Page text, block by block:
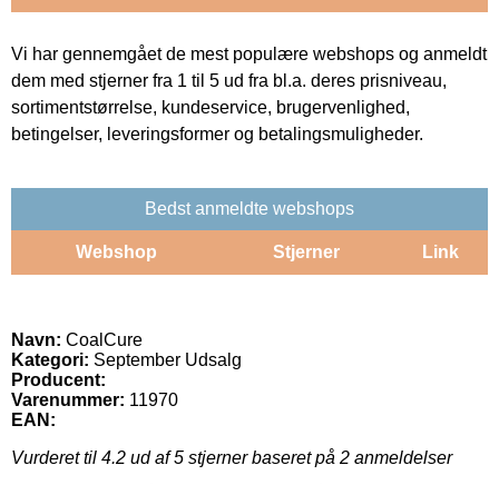
Vi har gennemgået de mest populære webshops og anmeldt
dem med stjerner fra 1 til 5 ud fra bl.a. deres prisniveau,
sortimentstørrelse, kundeservice, brugervenlighed,
betingelser, leveringsformer og betalingsmuligheder.
Bedst anmeldte webshops
Webshop Stjerner Link
Navn: CoalCure
Kategori: September Udsalg
Producent:
Varenummer: 11970
EAN:
Vurderet til 4.2 ud af 5 stjerner baseret på 2 anmeldelser